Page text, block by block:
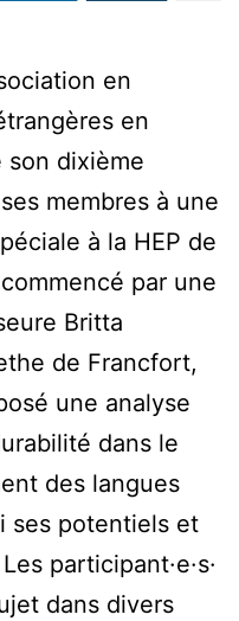
en
en
son dixième
membres à une
à la HEP de
par une
Britta
de Francfort,
une analyse
dans le
des langues
ses potentiels et
participant·e·s·
dans divers